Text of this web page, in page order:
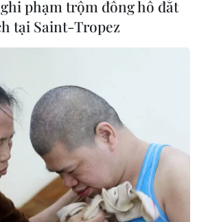
một thỏa thuận hạt
bằng”
truyền hình, Tổng thống Iran cho
đồng cấp Pháp rằng “một
bằng đang nằm trong tầm tay.”
phạm trộm đồng hồ đắt
tại Saint-Tropez